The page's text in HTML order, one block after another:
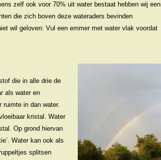
zelf ook voor 70% uit water bestaat hebben wij een
die zich boven deze wateraders bevinden
wil geloven: Vul een emmer met water vlak voordat
die in alle drie de
als water en
in dan water.
kristal. Water
Op grond hiervan
Water kan ook als
splitsen